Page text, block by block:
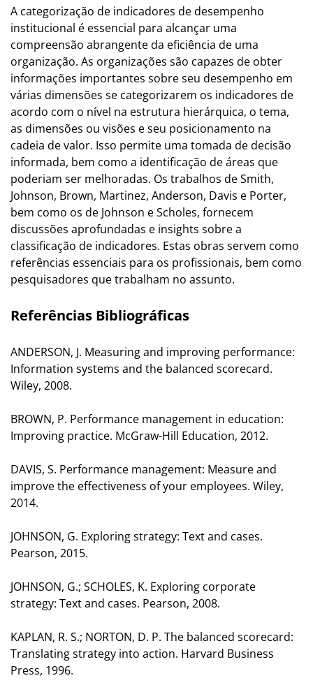
A categorização de indicadores de desempenho
institucional é essencial para alcançar uma
compreensão abrangente da eficiência de uma
organização. As organizações são capazes de obter
informações importantes sobre seu desempenho em
várias dimensões se categorizarem os indicadores de
acordo com o nível na estrutura hierárquica, o tema,
as dimensões ou visões e seu posicionamento na
cadeia de valor. Isso permite uma tomada de decisão
informada, bem como a identificação de áreas que
poderiam ser melhoradas. Os trabalhos de Smith,
Johnson, Brown, Martinez, Anderson, Davis e Porter,
bem como os de Johnson e Scholes, fornecem
discussões aprofundadas e insights sobre a
classificação de indicadores. Estas obras servem como
referências essenciais para os profissionais, bem como
pesquisadores que trabalham no assunto.
Referências Bibliográficas
ANDERSON, J. Measuring and improving performance:
Information systems and the balanced scorecard.
Wiley, 2008.
BROWN, P. Performance management in education:
Improving practice. McGraw-Hill Education, 2012.
DAVIS, S. Performance management: Measure and
improve the effectiveness of your employees. Wiley,
2014.
JOHNSON, G. Exploring strategy: Text and cases.
Pearson, 2015.
JOHNSON, G.; SCHOLES, K. Exploring corporate
strategy: Text and cases. Pearson, 2008.
KAPLAN, R. S.; NORTON, D. P. The balanced scorecard:
Translating strategy into action. Harvard Business
Press, 1996.